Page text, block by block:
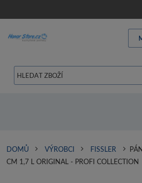
DOMŮ VÝROBCI FISSLER
CM 1,7 L ORIGINAL - PROFI COLLECTION